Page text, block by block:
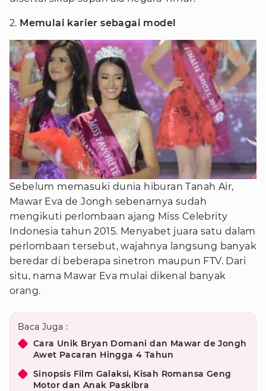
2. Memulai karier sebagai model
Sebelum memasuki dunia hiburan Tanah Air,
Mawar Eva de Jongh sebenarnya sudah
mengikuti perlombaan ajang Miss Celebrity
Indonesia tahun 2015. Menyabet juara satu dalam
perlombaan tersebut, wajahnya langsung banyak
beredar di beberapa sinetron maupun FTV. Dari
situ, nama Mawar Eva mulai dikenal banyak
orang.
Baca Juga :
Cara Unik Bryan Domani dan Mawar de Jongh
Awet Pacaran Hingga 4 Tahun
Sinopsis Film Galaksi, Kisah Romansa Geng
Motor dan Anak Paskibra